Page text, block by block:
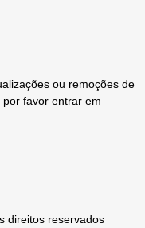
ou remoções de
favor entrar em
direitos reservados